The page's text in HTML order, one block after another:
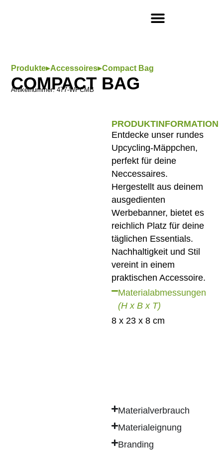
Produkte▸Accessoires▸Compact Bag
COMPACT BAG
Artikelnummer: 477-WPCMB
PRODUKTINFORMATION
Entdecke unser rundes
Upcycling-Mäppchen,
perfekt für deine
Neccessaires.
Hergestellt aus deinem
ausgedienten
Werbebanner, bietet es
reichlich Platz für deine
täglichen Essentials.
Nachhaltigkeit und Stil
vereint in einem
praktischen Accessoire.
Materialabmessungen
(H x B x T)
8 x 23 x 8 cm
Materialverbrauch
Materialeignung
Branding